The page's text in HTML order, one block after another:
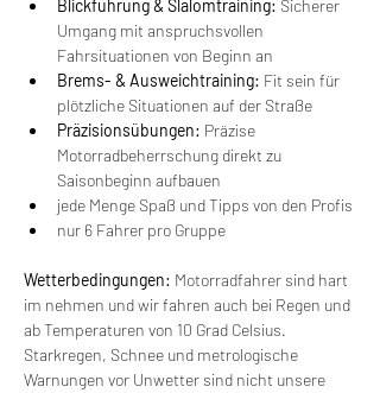
Blickführung & Slalomtraining: Sicherer
Umgang mit anspruchsvollen
Fahrsituationen von Beginn an
Brems- & Ausweichtraining: Fit sein für
plötzliche Situationen auf der Straße
Präzisionsübungen: Präzise
Motorradbeherrschung direkt zu
Saisonbeginn aufbauen
jede Menge Spaß und Tipps von den Profis
nur 6 Fahrer pro Gruppe
Wetterbedingungen: Motorradfahrer sind hart
im nehmen und wir fahren auch bei Regen und
ab Temperaturen von 10 Grad Celsius.
Starkregen, Schnee und metrologische
Warnungen vor Unwetter sind nicht unsere